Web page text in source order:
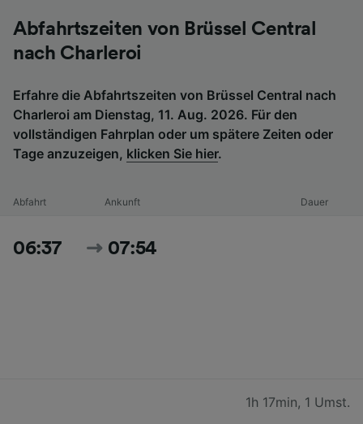
Abfahrtszeiten von Brüssel Central
nach Charleroi
Erfahre die Abfahrtszeiten von Brüssel Central nach
Charleroi am Dienstag, 11. Aug. 2026. Für den
vollständigen Fahrplan oder um spätere Zeiten oder
Tage anzuzeigen, klicken Sie hier.
Abfahrt Ankunft Dauer
06:37 07:54
1h 17min, 1 Umst.